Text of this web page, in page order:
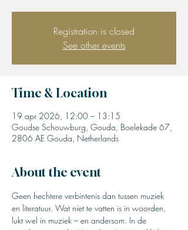
Registration is closed
See other events
Time & Location
19 apr 2026, 12:00 – 13:15
Goudse Schouwburg, Gouda, Boelekade 67,
2806 AE Gouda, Netherlands
About the event
Geen hechtere verbintenis dan tussen muziek
en literatuur. Wat niet te vatten is in woorden,
lukt wel in muziek – en andersom. In de